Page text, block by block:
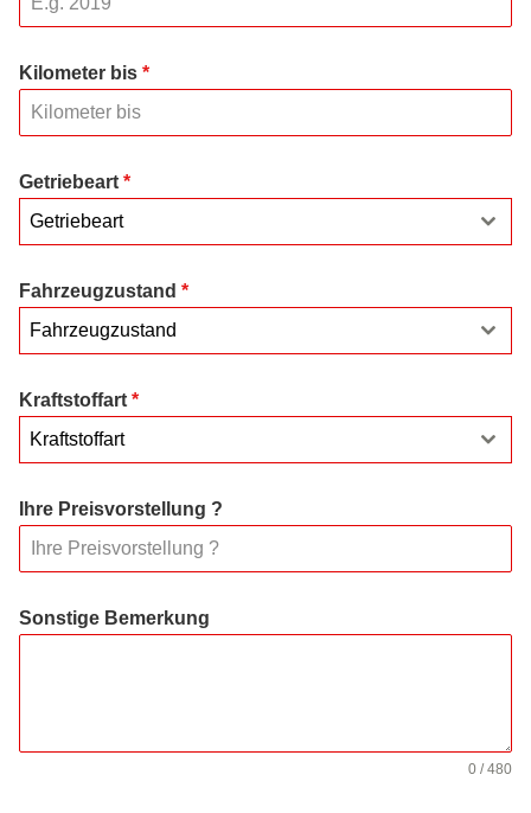
Kilometer bis *
Getriebeart *
Getriebeart
Fahrzeugzustand *
Fahrzeugzustand
Kraftstoffart *
Kraftstoffart
Ihre Preisvorstellung ?
Sonstige Bemerkung
0 / 480